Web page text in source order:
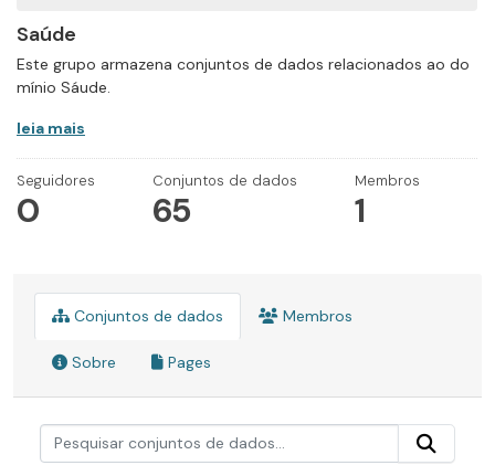
Saúde
Este grupo armazena conjuntos de dados relacionados ao do
mínio Sáude.
leia mais
Seguidores
0
Conjuntos de dados
65
Membros
1
Conjuntos de dados Membros
Sobre Pages